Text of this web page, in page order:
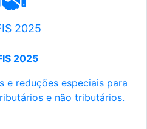
2025
2025
e reduções especiais para
e não tributários.